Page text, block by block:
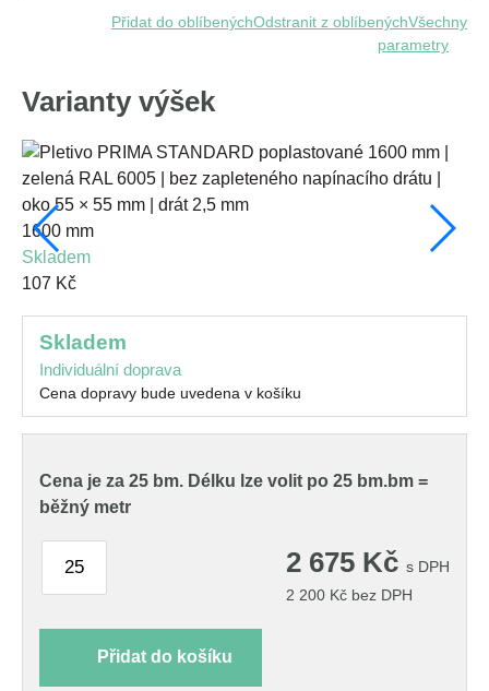
Přidat do oblíbenýchOdstranit z oblíbenýchVšechny
parametry
Varianty výšek
1600 mm
skladem
107 Kč
skladem
Individuální doprava
Cena dopravy bude uvedena v košíku
Cena je za 25 bm. Délku lze volit po 25 bm.bm =
běžný metr
2 675 Kč s DPH
2 200 Kč bez DPH
Přidat do košíku